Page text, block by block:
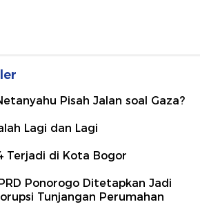
Pisah Jalan soal Gaza?
Lagi dan Lagi
Terjadi di Kota Bogor
Ponorogo Ditetapkan Jadi
Tunjangan Perumahan